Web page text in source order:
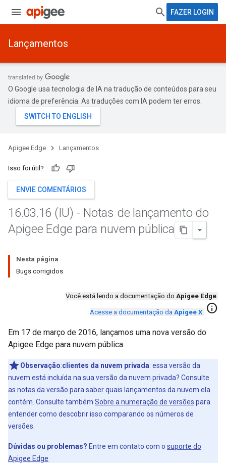
FAZER LOGIN
Lançamentos
O Google usa tecnologia de IA na tradução de conteúdos para seu
idioma de preferência. As traduções com IA podem ter erros.
Apigee Edge Lançamentos
Isso foi útil?
ENVIE COMENTÁRIOS
16.03.16 (IU) - Notas de lançamento do
Apigee Edge para nuvem pública
Nesta página
Bugs corrigidos
Você está lendo a documentação do Apigee Edge.
Acesse a documentação da Apigee X. info
Em 17 de março de 2016, lançamos uma nova versão do
Apigee Edge para nuvem pública.
Observação:clientes da nuvem privada: essa versão da
nuvem está incluída na sua versão da nuvem privada? Consulte
as notas da versão para saber quais lançamentos da nuvem ela
contém. Consulte também Sobre a numeração de versões para
entender como descobrir isso comparando os números de
versões.
Dúvidas ou problemas? Entre em contato com o suporte do
Apigee Edge